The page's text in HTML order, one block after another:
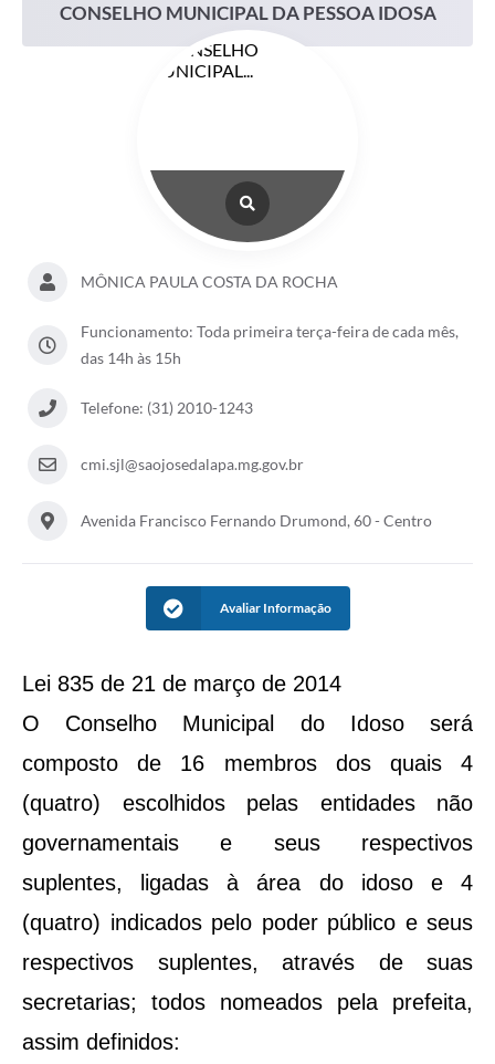
CONSELHO MUNICIPAL DA PESSOA IDOSA
MÔNICA PAULA COSTA DA ROCHA
Funcionamento: Toda primeira terça-feira de cada mês,
das 14h às 15h
Telefone: (31) 2010-1243
cmi.sjl@saojosedalapa.mg.gov.br
Avenida Francisco Fernando Drumond, 60 - Centro
Avaliar Informação
Lei 835 de 21 de março de 2014
O Conselho Municipal do Idoso será
composto de 16 membros dos quais 4
(quatro) escolhidos pelas entidades não
governamentais e seus respectivos
suplentes, ligadas à área do idoso e 4
(quatro) indicados pelo poder público e seus
respectivos suplentes, através de suas
secretarias; todos nomeados pela prefeita,
assim definidos: